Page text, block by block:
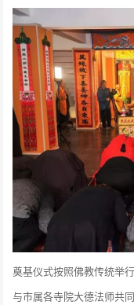
奠基仪式按照佛教传统举
与市属各寺院大德法师共